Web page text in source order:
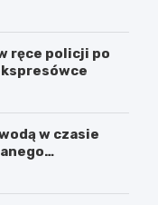
ręce policji po
w czasie